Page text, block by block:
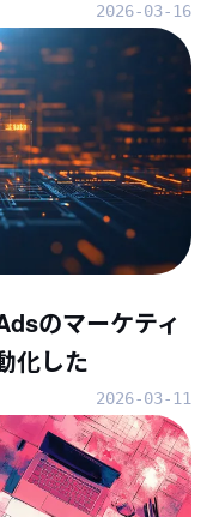
2026-03-16
のマーケティ
化した
2026-03-11